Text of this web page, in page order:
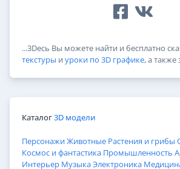
...3Dесь Вы можете найти и бесплатно
текстуры и уроки по 3D графике, а также
Каталог3D модели
ПерсонажиЖивотные Растения и грибы
Космос и фантастика Промышленность
Интерьер МузыкаЭлектроника